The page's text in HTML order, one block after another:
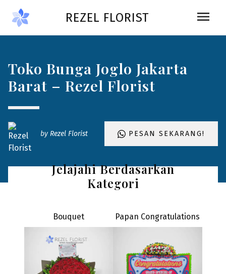
REZEL FLORIST menu
Toko Bunga Joglo Jakarta
Barat – Rezel Florist
by Rezel Florist PESAN SEKARANG!
Jelajahi Berdasarkan
Kategori
Bouquet Papan Congratulations